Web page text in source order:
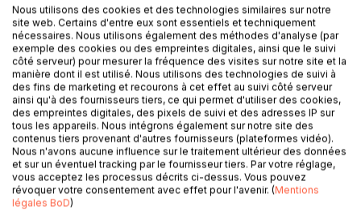
"Alors voilà : coutumiers désormais de cet exercice de la
prise du recul, de la réflexion gratuite au sein de notre
Open Lab (luxe que nous nous autorisons, entre deux
réunions de chantier ou de mairie, pour garder autant que
possible le contrôle sur notre propre métier), nous
voudrions revenir ici, dans ce tout petit livre, sur ces deux
évènements majeurs, l'un dû à une puce de plus en plus
petite, celle du digital, et l'autre quelque chose d'encore
plus petit, un virus - mais, tous deux, comme dans les deux
infinis de Blaise Pascal, ayant des conséquences presque
infiniment grandes. Si, par ce travail, nous contribuons à
donner à notre action, et à celle de nos partenaires ainsi
Nous utilisons des cookies et des technologies similaires sur notre
site web. Certains d'entre eux sont essentiels et techniquement
nécessaires. Nous utilisons également des méthodes d'analyse (par
exemple des cookies ou des empreintes digitales, ainsi que le suivi
côté serveur) pour mesurer la fréquence des visites sur notre site et la
manière dont il est utilisé. Nous utilisons des technologies de suivi à
des fins de marketing et recourons à cet effet au suivi côté serveur
ainsi qu'à des fournisseurs tiers, ce qui permet d'utiliser des cookies,
des empreintes digitales, des pixels de suivi et des adresses IP sur
tous les appareils. Nous intégrons également sur notre site des
contenus tiers provenant d'autres fournisseurs (plateformes vidéo).
Nous n'avons aucune influence sur le traitement ultérieur des données
et sur un éventuel tracking par le fournisseur tiers. Par votre réglage,
vous acceptez les processus décrits ci-dessus. Vous pouvez
révoquer votre consentement avec effet pour l'avenir. (Mentions
légales BoD)